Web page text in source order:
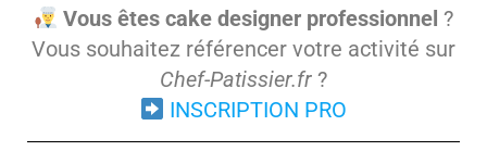
Vous êtes cake designer professionnel ?
Vous souhaitez référencer votre activité sur
Chef-Patissier.fr ?
INSCRIPTION PRO